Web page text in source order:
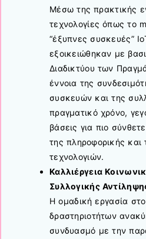
Μέσω της πρακτικής
τεχνολογίες όπως το
“έξυπνες συσκευές”
εξοικειώθηκαν με
Διαδικτύου των
έννοια της
συσκευών και της
πραγματικό χρόνο,
βάσεις για πιο
της πληροφορικής
τεχνολογιών.
Καλλιέργεια
Συλλογικής
Η ομαδική εργασία
δραστηριοτήτων
συνδυασμό με την